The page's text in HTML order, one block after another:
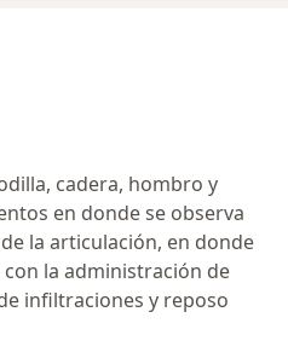
cadera, hombro y
en donde se observa
la articulación, en donde
la administración de
infiltraciones y reposo